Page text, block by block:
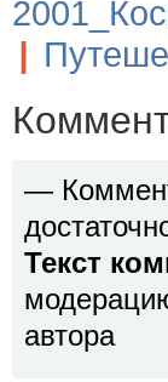
|
—
Текст
автора